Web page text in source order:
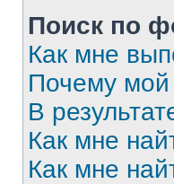
Поиск по
Как мне
Почему мой
В
Как мне
Как мне